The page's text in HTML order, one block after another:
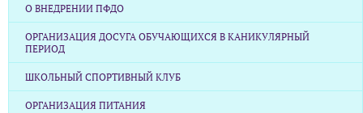
О ВНЕДРЕНИИ ПФДО
ОРГАНИЗАЦИЯ ДОСУГА ОБУЧАЮЩИХСЯ В КАНИКУЛЯРНЫЙ
ПЕРИОД
ШКОЛЬНЫЙ СПОРТИВНЫЙ КЛУБ
ОРГАНИЗАЦИЯ ПИТАНИЯ